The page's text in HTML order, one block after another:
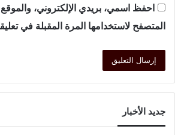
احفظ اسمي، بريدي الإلكتروني، والموقع
المتصفح لاستخدامها المرة المقبلة في
جديد الأخبار